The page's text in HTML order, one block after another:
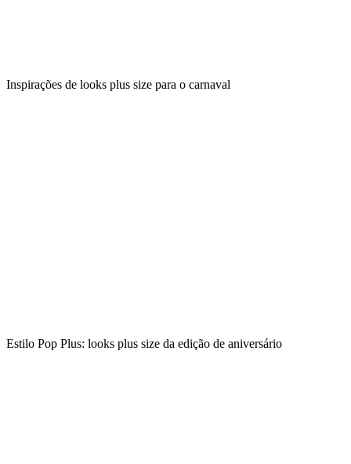
Inspirações de looks plus size para o carnaval
Estilo Pop Plus: looks plus size da edição de aniversário